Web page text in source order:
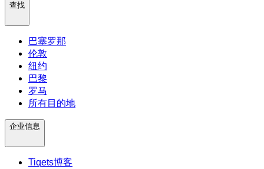
查找
巴塞罗那
伦敦
纽约
巴黎
罗马
所有目的地
企业信息
Tiqets博客